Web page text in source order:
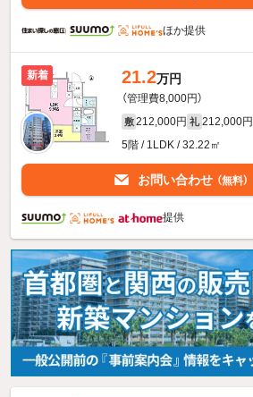
ほか提供
新着 21.2万円
（管理費8,000円）
敷 212,000円 礼 212,000円
5階 / 1LDK / 32.22㎡
お問い合わせ （無料）
提供